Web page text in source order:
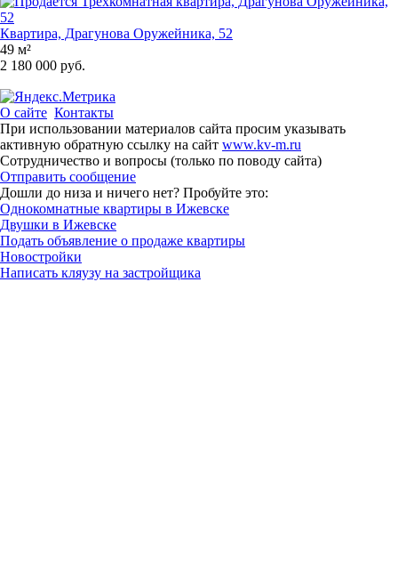
Квартира, Драгунова Оружейника, 52
49 м²
2 180 000 руб.
О сайте Контакты
При использовании материалов сайта просим указывать
активную обратную ссылку на сайт www.kv-m.ru
Сотрудничество и вопросы (только по поводу сайта)
Отправить сообщение
Дошли до низа и ничего нет? Пробуйте это:
Однокомнатные квартиры в Ижевске
Двушки в Ижевске
Подать объявление о продаже квартиры
Новостройки
Написать кляузу на застройщика